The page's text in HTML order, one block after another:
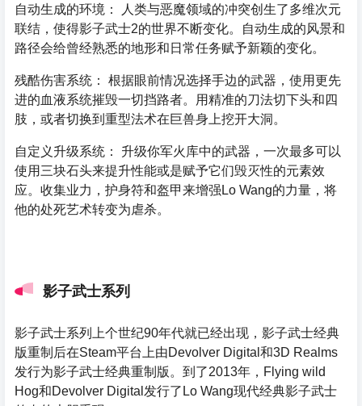
自动生成的环境： 人类与恶魔领域的冲突创生了多维次元
联结，使得影子武士2的世界不断变化。自动生成的风景和
路径会给曾经熟悉的地形和日常任务赋予新颖的变化。
残酷伤害系统： 根据眼前情况选择手边的武器，使用更先
进的血液系统摧毁一切挡路者。用精准的刀法切下头和四
肢，或者切换到重型法术在巨兽身上挖开大洞。
自定义升级系统： 升级你军火库中的武器，一次最多可以
使用三块石头来提升性能或是赋予它们毁灭性的元素效
应。收集业力，护身符和盔甲来增强Lo Wang的力量，将
他的处死艺术转变为虐杀。
影子武士系列
影子武士系列上个世纪90年代就已经出现，影子武士经典
版重制后在Steam平台上由Devolver Digital和3D Realms
发行为影子武士经典重制版。到了2013年，Flying wild
Hog和Devolver Digital发行了Lo Wang现代经典影子武士